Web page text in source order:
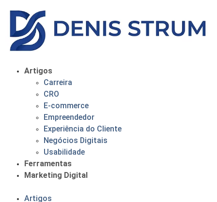
Artigos
Carreira
CRO
E-commerce
Empreendedor
Experiência do Cliente
Negócios Digitais
Usabilidade
Ferramentas
Marketing Digital
Artigos